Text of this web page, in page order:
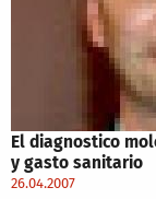
El diagnostico
y gasto sanitario
26.04.2007